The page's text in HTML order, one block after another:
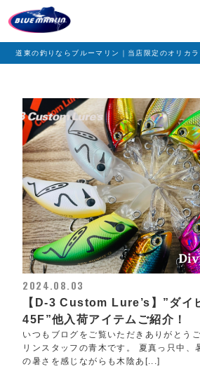
道東の釣りならブルーマリン｜当店限定のオリカ
2024.08.03
【D-3 Custom Lure’s】”ダイ
45F”他入荷アイテムご紹介！
いつもブログをご覧いただきありがとう
リンスタッフの青木です。 夏真っ只中、
の暑さを感じながらも木陰あ[...]